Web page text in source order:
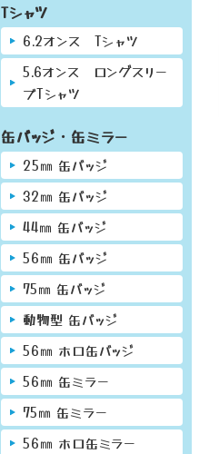
Tシャツ
6.2オンス Tシャツ
5.6オンス ロングスリー
ブTシャツ
缶バッジ・缶ミラー
25㎜ 缶バッジ
32㎜ 缶バッジ
44㎜ 缶バッジ
56㎜ 缶バッジ
75㎜ 缶バッジ
動物型 缶バッジ
56㎜ ホロ缶バッジ
56㎜ 缶ミラー
75㎜ 缶ミラー
56㎜ ホロ缶ミラー